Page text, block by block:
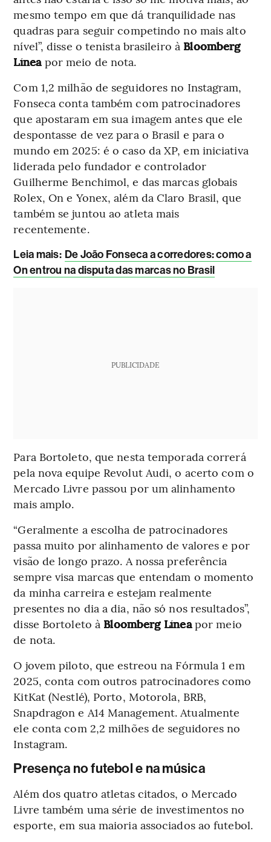
mesmo tempo em que dá tranquilidade nas
quadras para seguir competindo no mais alto
nível”, disse o tenista brasileiro à Bloomberg
Líneapor meio de nota.
Com 1,2 milhão de seguidores no Instagram,
Fonseca conta também com patrocinadores
que apostaram em sua imagem antes que ele
despontasse de vez para o Brasil e para o
mundo em 2025: é o caso da XP, em iniciativa
liderada pelo fundador e controlador
Guilherme Benchimol, e das marcas globais
Rolex, On e Yonex, além da Claro Brasil, que
também se juntou ao atleta mais
recentemente.
Leia mais: De João Fonseca a corredores: como a
On entrou na disputa das marcas no Brasil
PUBLICIDADE
Para Bortoleto, que nesta temporada correrá
pela nova equipe Revolut Audi, o acerto com o
Mercado Livre passou por um alinhamento
mais amplo.
“Geralmente a escolha de patrocinadores
passa muito por alinhamento de valores e por
visão de longo prazo. A nossa preferência
sempre visa marcas que entendam o momento
da minha carreira e estejam realmente
presentes no dia a dia, não só nos resultados”,
disse Bortoleto à Bloomberg Líneapor meio
de nota.
O jovem piloto, que estreou na Fórmula 1 em
2025, conta com outros patrocinadores como
KitKat (Nestlé), Porto, Motorola, BRB,
Snapdragon e A14 Management. Atualmente
ele conta com 2,2 milhões de seguidores no
Instagram.
Presença no futebol e na música
Além dos quatro atletas citados, o Mercado
Livre também uma série de investimentos no
esporte, em sua maioria associados ao futebol.